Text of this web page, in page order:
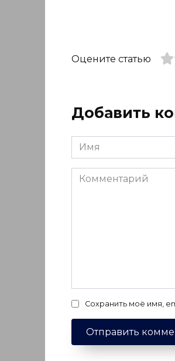
Оцените статью
Добавить
Имя
*
Комментарий
Сохранить моё имя,